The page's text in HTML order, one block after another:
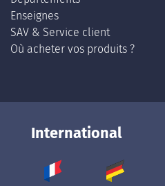
Enseignes
SAV & Service client
Où acheter vos produits ?
International